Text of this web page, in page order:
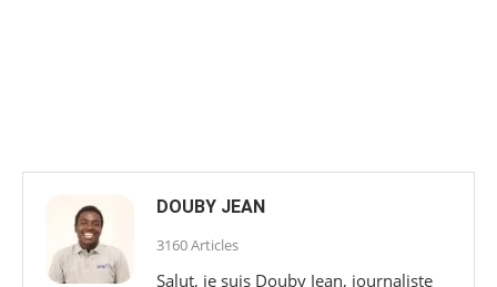
DOUBY JEAN
3160 Articles
Salut, je suis Douby Jean, journaliste